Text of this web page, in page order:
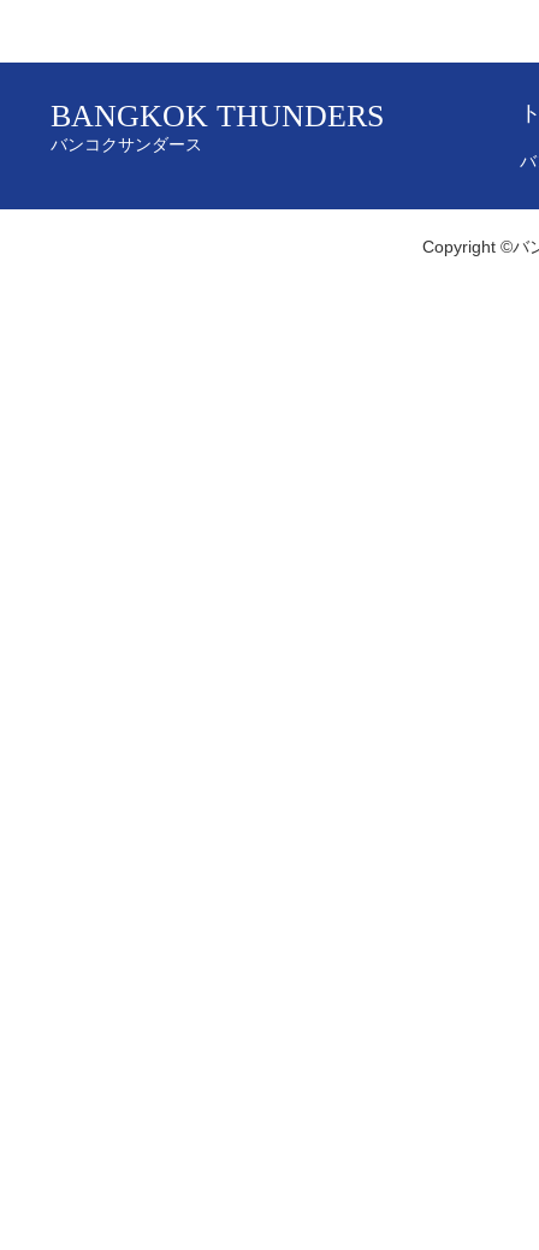
BANGKOK THUNDERS
バンコクサンダース
Copyright ©バ